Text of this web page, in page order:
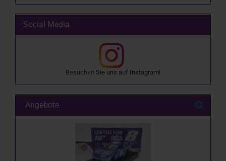
Social Media
Besuchen Sie uns auf Instagram!
Angebote